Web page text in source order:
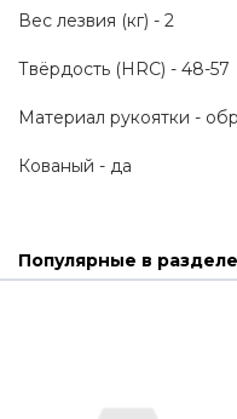
Вес лезвия (кг) - 2
Твёрдость (HRC) - 48-57
Материал рукоятки -
Кованый - да
Популярные в разделе